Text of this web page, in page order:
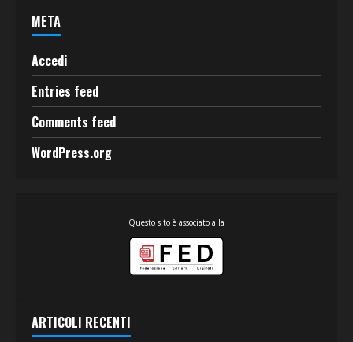
META
Accedi
Entries feed
Comments feed
WordPress.org
Questo sito è associato alla
ARTICOLI RECENTI